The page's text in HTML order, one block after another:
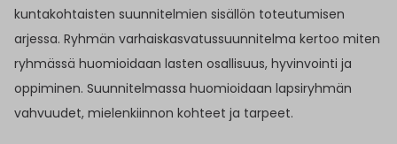
kuntakohtaisten suunnitelmien sisällön toteutumisen
arjessa. Ryhmän varhaiskasvatussuunnitelma kertoo miten
ryhmässä huomioidaan lasten osallisuus, hyvinvointi ja
oppiminen. Suunnitelmassa huomioidaan lapsiryhmän
vahvuudet, mielenkiinnon kohteet ja tarpeet.